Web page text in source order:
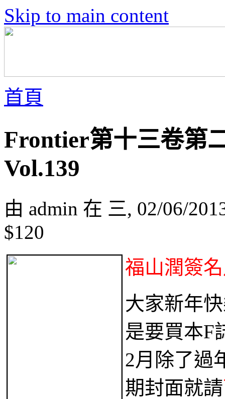
Skip to main content
首頁
Frontier第十三卷第
Vol.139
由 admin 在 三, 02/06/
$120
福山潤簽
大家新年
是要買本F
2月除了過
期封面就請